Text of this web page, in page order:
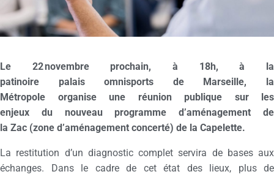
Le 22novembre prochain, à 18h,à la
patinoire
palais omnisports de Marseille,
la
Métropole organise une réunion publique sur les
enjeux du nouveau programme d’aménagement de
la Zac (zone d’aménagement concerté) de la Capelette.
La restitution d’un diagnostic complet servira de bases aux
échanges. Dans le cadre de cet état des lieux, plus de